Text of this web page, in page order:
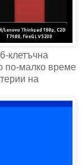
клетъчна
по-малко време
на